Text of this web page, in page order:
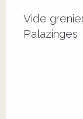
Vide
Palazinges